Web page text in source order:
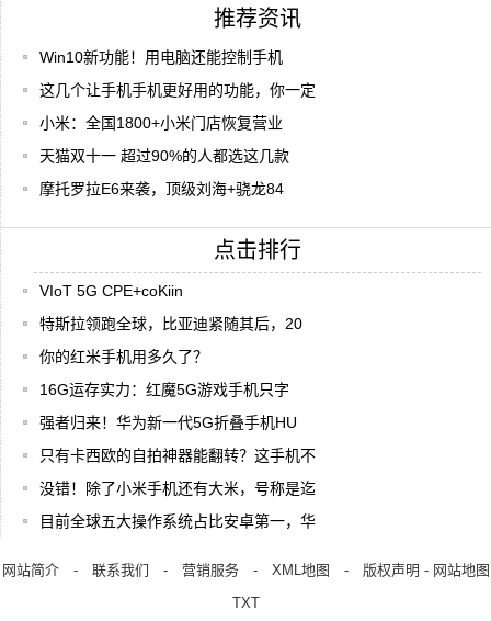
推荐资讯
Win10新功能！用电脑还能控制手机
这几个让手机手机更好用的功能，你一定
小米：全国1800+小米门店恢复营业
天猫双十一 超过90%的人都选这几款
摩托罗拉E6来袭，顶级刘海+骁龙84
点击排行
VIoT 5G CPE+coKiin
特斯拉领跑全球，比亚迪紧随其后，20
你的红米手机用多久了？
16G运存实力：红魔5G游戏手机只字
强者归来！华为新一代5G折叠手机HU
只有卡西欧的自拍神器能翻转？这手机不
没错！除了小米手机还有大米，号称是迄
目前全球五大操作系统占比安卓第一，华
网站简介- 联系我们 - 营销服务- XML地图 - 版权声明 - 网站地图
TXT